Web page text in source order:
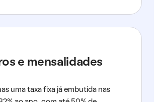
e mensalidades
uma taxa fixa já embutida nas